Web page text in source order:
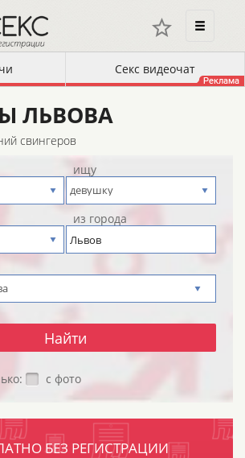
ЛЬВОВА
свингеров
ищу
из города
с фото
БЕЗ РЕГИСТРАЦИИ